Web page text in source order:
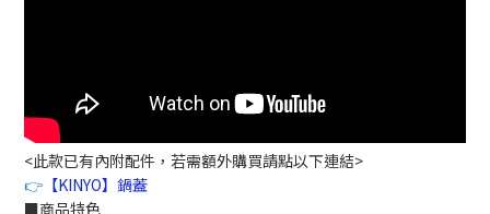
<此款已有內附配件，若需額外購買請點以下連結>
👉 【KINYO】鍋蓋
■商品特色